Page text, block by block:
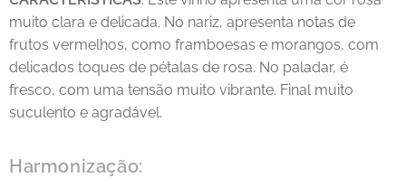
muito clara e delicada. No nariz, apresenta notas de
frutos vermelhos, como framboesas e morangos, com
delicados toques de pétalas de rosa. No paladar, é
fresco, com uma tensão muito vibrante. Final muito
suculento e agradável.
Harmonização: